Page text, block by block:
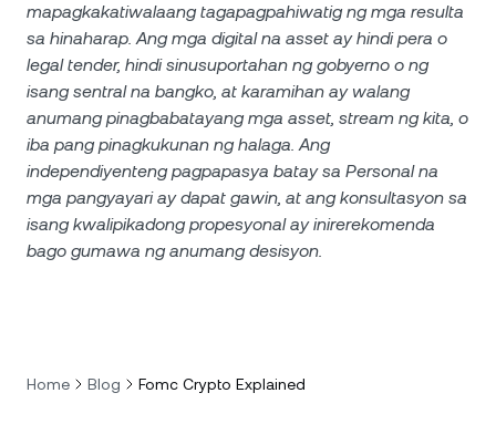
mapagkakatiwalaang tagapagpahiwatig ng mga resulta
sa hinaharap. Ang mga digital na asset ay hindi pera o
legal tender, hindi sinusuportahan ng gobyerno o ng
isang sentral na bangko, at karamihan ay walang
anumang pinagbabatayang mga asset, stream ng kita, o
iba pang pinagkukunan ng halaga. Ang
independiyenteng pagpapasya batay sa Personal na
mga pangyayari ay dapat gawin, at ang konsultasyon sa
isang kwalipikadong propesyonal ay inirerekomenda
bago gumawa ng anumang desisyon.
Home Blog Fomc Crypto Explained